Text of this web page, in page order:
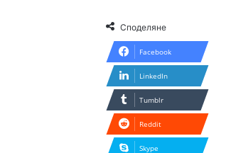
Споделяне
Facebook
LinkedIn
Tumblr
Reddit
Skype